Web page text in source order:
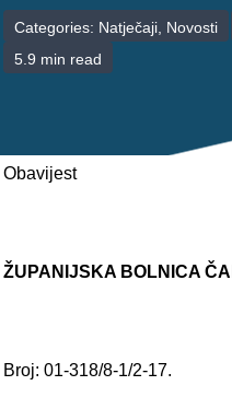
POLIKLINIKE
PALIJATIVNA SKRB
RAVNATELJSTVO
Categories: Natječaji, Novosti
5.9 min read
Obavijest
ŽUPANIJSKA BOLNICA
Broj: 01-318/8-1/2-17.